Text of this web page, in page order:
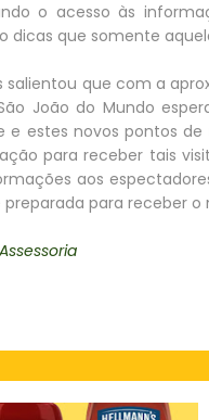
o acesso às
dicas que somente
salientou que com a
João do Mundo
e estes novos pontos
para receber tais
aos
preparada para receber